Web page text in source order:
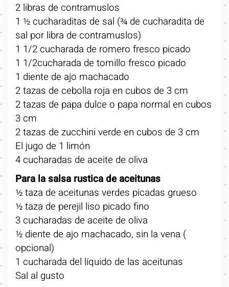
2 libras de contramuslos
1 ½ cucharaditas de sal (¾ de cucharadita de
sal por libra de contramuslos)
1 1/2 cucharada de romero fresco picado
1 1/2cucharada de tomillo fresco picado
1 diente de ajo machacado
2 tazas de cebolla roja en cubos de 3 cm
2 tazas de papa dulce o papa normal en cubos
3 cm
2 tazas de zucchini verde en cubos de 3 cm
El jugo de 1 limón
4 cucharadas de aceite de oliva
Para la salsa rustica de aceitunas
½ taza de aceitunas verdes picadas grueso
½ taza de perejil liso picado fino
3 cucharadas de aceite de oliva
½ diente de ajo machacado, sin la vena (
opcional)
1 cucharada del líquido de las aceitunas
Sal al gusto